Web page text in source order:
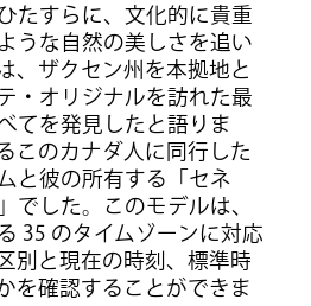
たすらに、文化的に貴重
うな自然の美しさを追い
、ザクセン州を本拠地と
・オリジナルを訪れた最
てを発見したと語りま
このカナダ人に同行した
と彼の所有する「セネ
でした。このモデルは、
35 のタイムゾーンに対応
別と現在の時刻、標準時
を確認することができま